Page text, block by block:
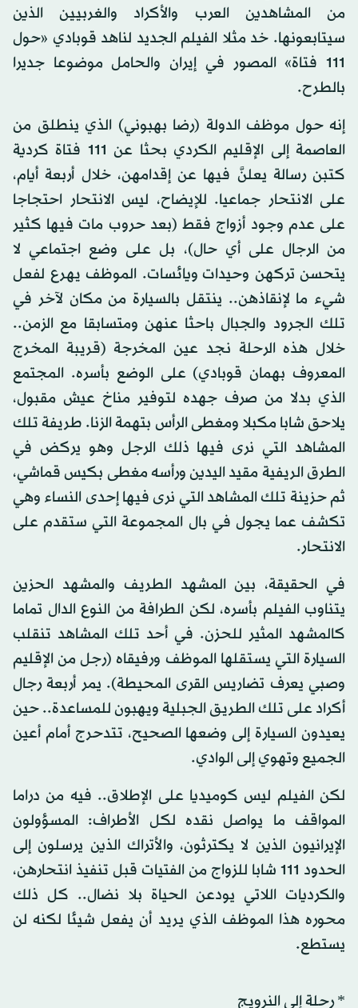
من المشاهدين العرب والأكراد والغربيين الذين
سيتابعونها. خد مثلا الفيلم الجديد لناهد قوبادي «حول
111 فتاة» المصور في إيران والحامل موضوعا جديرا
بالطرح.
إنه حول موظف الدولة (رضا بهبوني) الذي ينطلق من
العاصمة إلى الإقليم الكردي بحثا عن 111 فتاة كردية
كتبن رسالة يعلنَّ فيها عن إقدامهن، خلال أربعة أيام،
على الانتحار جماعيا. للإيضاح، ليس الانتحار احتجاجا
على عدم وجود أزواج فقط (بعد حروب مات فيها كثير
من الرجال على أي حال)، بل على وضع اجتماعي لا
يتحسن تركهن وحيدات ويائسات. الموظف يهرع لفعل
شيء ما لإنقاذهن.. ينتقل بالسيارة من مكان لآخر في
تلك الجرود والجبال باحثا عنهن ومتسابقا مع الزمن..
خلال هذه الرحلة نجد عين المخرجة (قريبة المخرج
المعروف بهمان قوبادي) على الوضع بأسره. المجتمع
الذي بدلا من صرف جهده لتوفير مناخ عيش مقبول،
يلاحق شابا مكبلا ومغطى الرأس بتهمة الزنا. طريفة تلك
المشاهد التي نرى فيها ذلك الرجل وهو يركض في
الطرق الريفية مقيد اليدين ورأسه مغطى بكيس قماشي،
ثم حزينة تلك المشاهد التي نرى فيها إحدى النساء وهي
تكشف عما يجول في بال المجموعة التي ستقدم على
الانتحار.
في الحقيقة، بين المشهد الطريف والمشهد الحزين
يتناوب الفيلم بأسره، لكن الطرافة من النوع الدال تماما
كالمشهد المثير للحزن. في أحد تلك المشاهد تنقلب
السيارة التي يستقلها الموظف ورفيقاه (رجل من الإقليم
وصبي يعرف تضاريس القرى المحيطة). يمر أربعة رجال
أكراد على تلك الطريق الجبلية ويهبون للمساعدة.. حين
يعيدون السيارة إلى وضعها الصحيح، تتدحرج أمام أعين
الجميع وتهوي إلى الوادي.
لكن الفيلم ليس كوميديا على الإطلاق.. فيه من دراما
المواقف ما يواصل نقده لكل الأطراف: المسؤولون
الإيرانيون الذين لا يكترثون، والأتراك الذين يرسلون إلى
الحدود 111 شابا للزواج من الفتيات قبل تنفيذ انتحارهن،
والكرديات اللاتي يودعن الحياة بلا نضال.. كل ذلك
محوره هذا الموظف الذي يريد أن يفعل شيئا لكنه لن
يستطع.
* رحلة إلى النرويج